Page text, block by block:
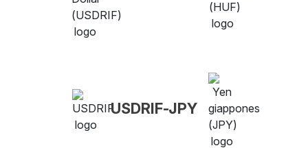
USDRIF-JPY